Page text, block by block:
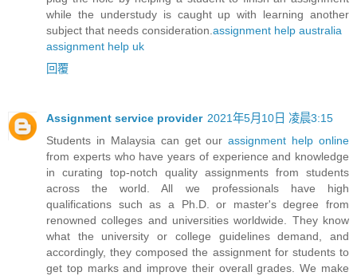
while the understudy is caught up with learning another
subject that needs consideration. assignment help australia
assignment help uk
回覆
Assignment service provider 2021年5月10日 凌晨3:15
Students in Malaysia can get ourassignment help online
from experts who have years of experience and knowledge
in curating top-notch quality assignments from students
across the world. All we professionals have high
qualifications such as a Ph.D. or master's degree from
renowned colleges and universities worldwide. They know
what the university or college guidelines demand, and
accordingly, they composed the assignment for students to
get top marks and improve their overall grades. We make